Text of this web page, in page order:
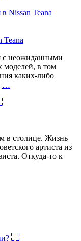
Teana
с неожиданными
в том
каких-либо
…
в столице. Жизнь
артиста из
Откуда-то к